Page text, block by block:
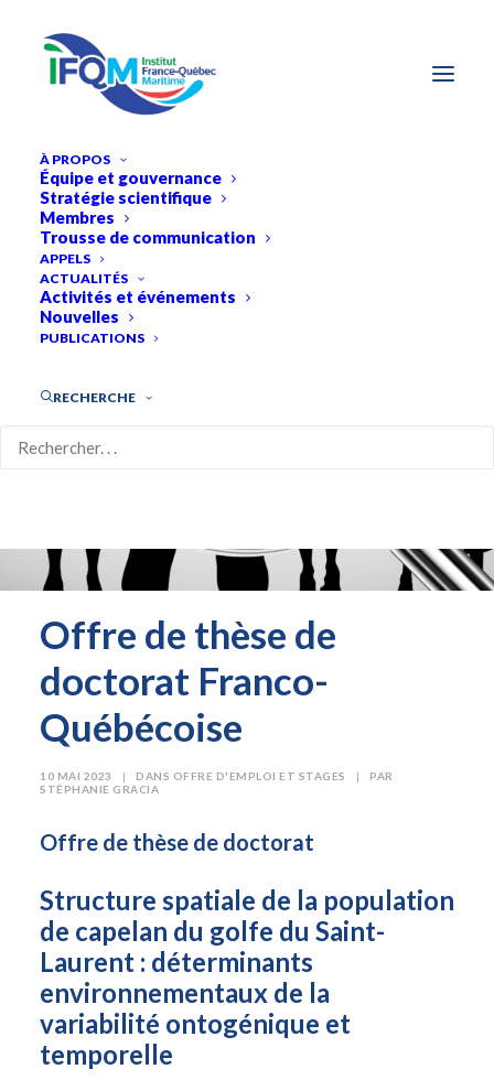
À PROPOS
Équipe et gouvernance
Stratégie scientifique
Membres
Trousse de communication
APPELS
ACTUALITÉS
Activités et événements
Nouvelles
PUBLICATIONS
RECHERCHE
Offre de thèse de
doctorat Franco-
Québécoise
10 MAI 2023 | DANS OFFRE D'EMPLOI ET STAGES |
PAR
STÉPHANIE GRACIA
Offre de thèse de doctorat
Structure spatiale de la population
de capelan du golfe du Saint-
Laurent : déterminants
environnementaux de la
variabilité ontogénique et
temporelle